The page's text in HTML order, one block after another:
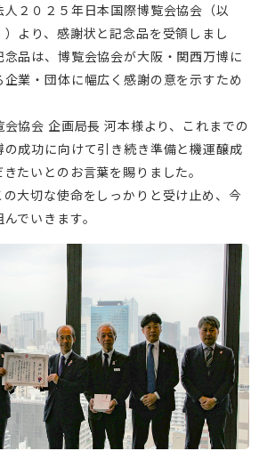
２０２５年日本国際博覧会協会（以
より、感謝状と記念品を受領しまし
品は、博覧会協会が大阪・関西万博に
業・団体に幅広く感謝の意を示すため
協会 企画局長 河本様より、これまでの
成功に向けて引き続き準備と機運醸成
たいとのお言葉を賜りました。
大切な使命をしっかりと受け止め、今
でいきます。